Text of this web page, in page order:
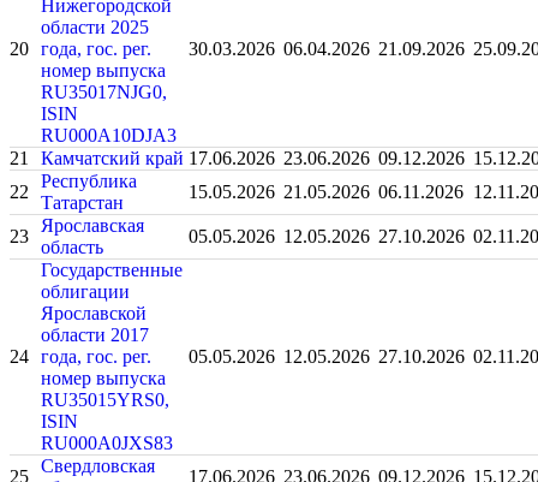
20
Нижегородской
области 2025
года, гос. рег.
номер выпуска
RU35017NJG0,
ISIN
RU000A10DJA3
30.03.2026 06.04.2026 21.09.2026
21 Камчатский край 17.06.2026 23.06.2026 09.12.2026
22
Республика
Татарстан
15.05.2026 21.05.2026 06.11.2026
23
Ярославская
область
05.05.2026 12.05.2026 27.10.2026
24
Государственные
облигации
Ярославской
области 2017
года, гос. рег.
номер выпуска
RU35015YRS0,
ISIN
RU000A0JXS83
05.05.2026 12.05.2026 27.10.2026
25
Свердловская
17.06.2026 23.06.2026 09.12.2026